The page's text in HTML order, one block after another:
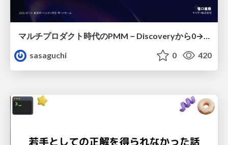
マルチプロダクト時代のPMM－Discoveryから0→1、Expansionまで フェーズで変わる期待役割とアサインの設計図
sasaguchi
0 420